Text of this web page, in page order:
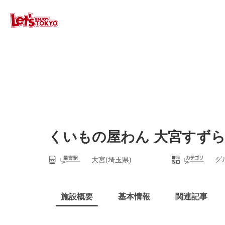
くいもの屋わん 大宮すず
大宮(埼玉県) グ
施設概要 基本情報 関連記事